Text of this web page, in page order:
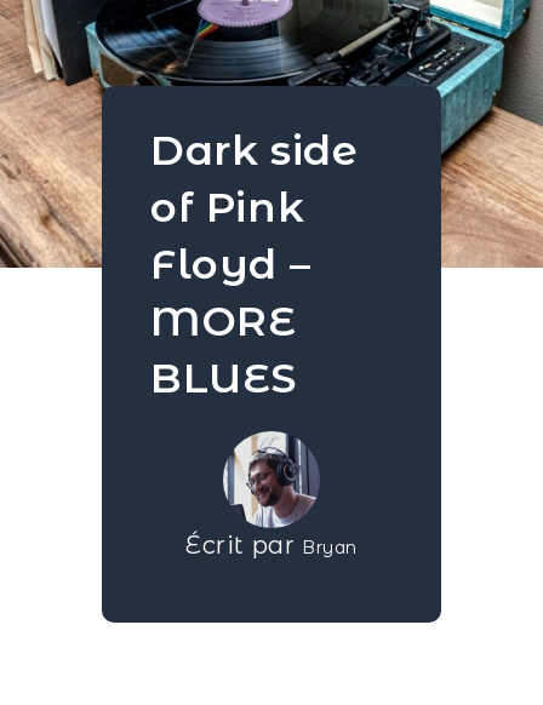
Dark side
of Pink
Floyd –
MORE
BLUES
Écrit par Bryan